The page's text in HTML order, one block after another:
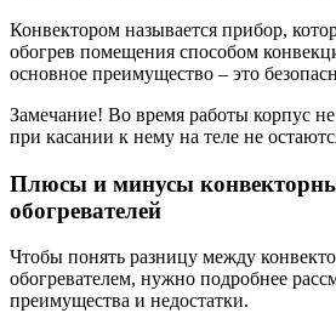
Конвектором называется прибор,
обогрев помещения способом
основное преимущество – это
Замечание! Во время работы корпус не
при касании к нему на теле не
Плюсы и минусы
обогревателей
Чтобы понять разницу между
обогревателем, нужно подробнее
преимущества и недостатки.